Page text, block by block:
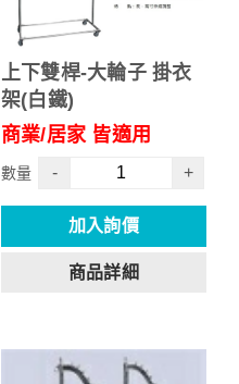
上下雙桿-大輪子 掛衣
架(白鐵)
商業/居家 皆適用
數量 - +
加入詢價
商品詳細